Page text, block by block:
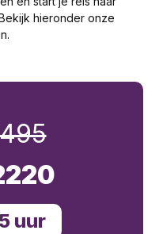
hieronder onze
uur